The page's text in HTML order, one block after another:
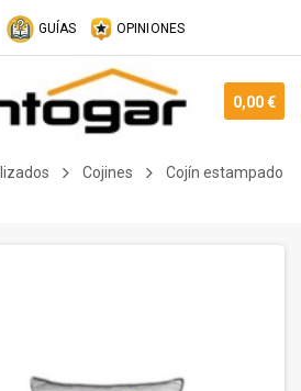
GUÍAS OPINIONES
0,00 €
Cojines
Cojín estampado